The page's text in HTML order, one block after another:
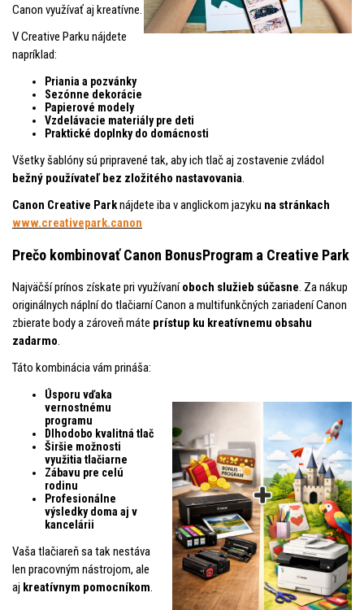
Canon využívať aj kreatívne.
V Creative Parku nájdete
napríklad:
Priania a pozvánky
Sezónne dekorácie
Papierové modely
Vzdelávacie materiály pre deti
Praktické doplnky do domácnosti
Všetky šablóny sú pripravené tak, aby ich tlač aj zostavenie zvládol
bežný používateľ bez zložitého nastavovania.
Canon Creative Parknájdete iba v anglickom jazyku na stránkach
www.creativepark.canon
Prečo kombinovať Canon BonusProgram a Creative Park
Najväčší prínos získate pri využívaníoboch služieb súčasne. Za nákup
originálnych náplní do tlačiarní Canon a multifunkčných zariadení Canon
zbierate body a zároveň máte prístup ku kreatívnemu obsahu
zadarmo.
Táto kombinácia vám prináša:
Úsporu vďaka
vernostnému
programu
Dlhodobo kvalitná tlač
Širšie možnosti
využitia tlačiarne
Zábavu pre celú
rodinu
Profesionálne
výsledky doma aj v
kancelárii
Vaša tlačiareň sa tak nestáva
len pracovným nástrojom, ale
aj kreatívnym pomocníkom.